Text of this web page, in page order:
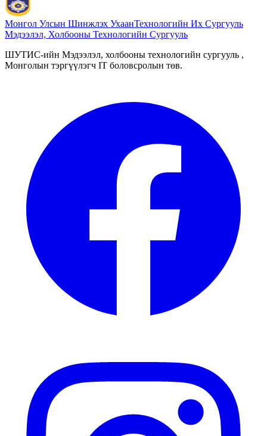
Монгол Улсын Шинжлэх УхаанТехнологийн Их Сургууль
Мэдээлэл, Холбооны Технологийн Сургууль
ШУТИС-ийн Мэдээлэл, холбооны технологийн сургууль ,
Монголын тэргүүлэгч IT боловсролын төв.